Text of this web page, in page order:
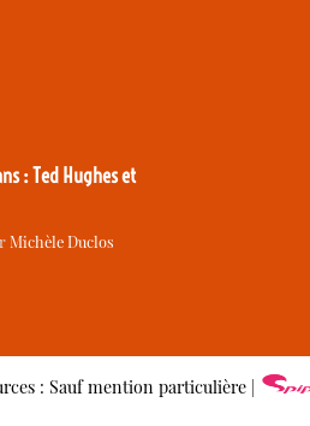
: Ted Hughes et
Michèle Duclos
: Sauf mention particulière |